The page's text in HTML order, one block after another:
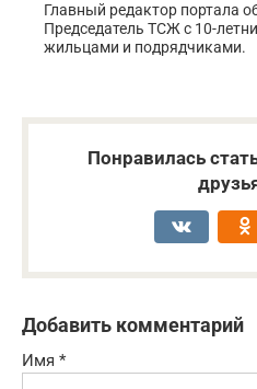
Главный редактор портала
Председатель ТСЖ с 10-
жильцами и подрядчиками.
Понравилась
Добавить комментарий
Имя *